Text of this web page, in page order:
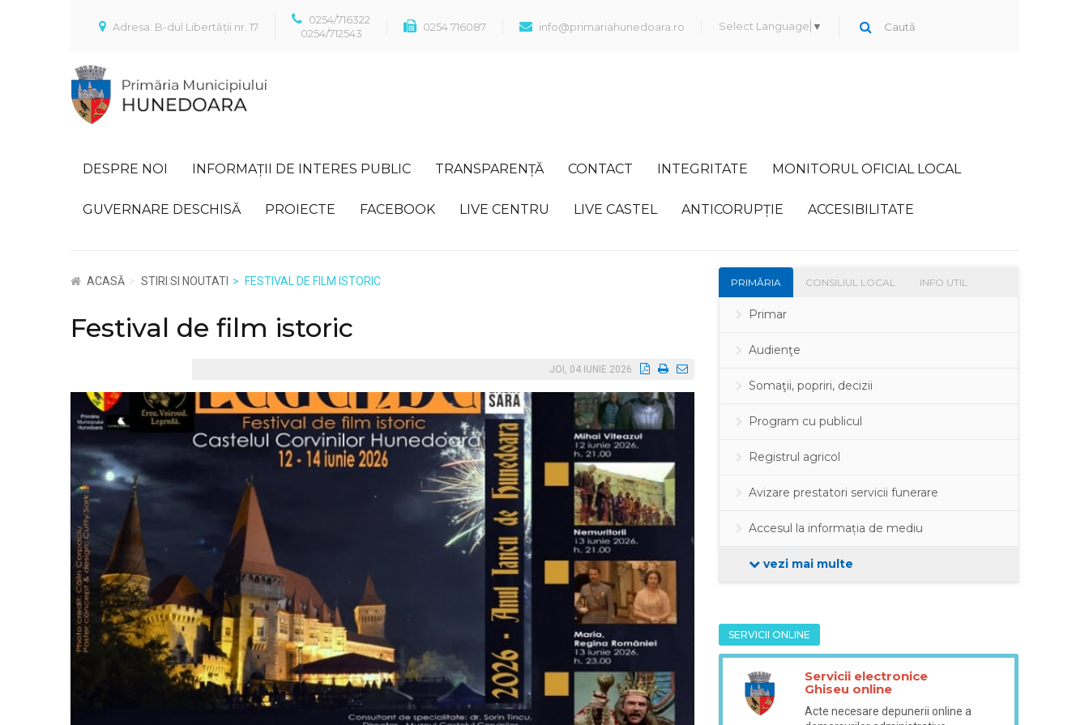
Adresa: B-dul Libertății nr. 17
0254/716322
0254/712543
0254 716087 info@primariahunedoara.ro Select Language ▼
DESPRE NOI INFORMAȚII DE INTERES PUBLIC TRANSPARENȚĂ CONTACT INTEGRITATE MONITORUL OFICIAL LOCAL
GUVERNARE DESCHISĂ PROIECTE FACEBOOK LIVE CENTRU LIVE CASTEL ANTICORUPȚIE ACCESIBILITATE
ACASĂ STIRI SI NOUTATI FESTIVAL DE FILM ISTORIC
Festival de film istoric
JOI, 04 IUNIE 2026
PRIMĂRIA CONSILIUL LOCAL INFO UTIL
Primar
Audienţe
Somaţii, popriri, decizii
Program cu publicul
Registrul agricol
Avizare prestatori servicii funerare
Accesul la informația de mediu
vezi mai multe
SERVICII ONLINE
Servicii electronice
Ghiseu online
Acte necesare depunerii online a